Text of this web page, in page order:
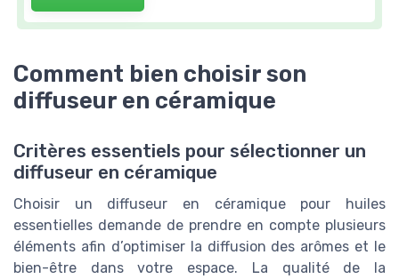
Comment bien choisir son
diffuseur en céramique
Critères essentiels pour sélectionner un
diffuseur en céramique
Choisir un diffuseur en céramique pour huiles
essentielles demande de prendre en compte plusieurs
éléments afin d’optimiser la diffusion des arômes et le
bien-être dans votre espace. La qualité de la